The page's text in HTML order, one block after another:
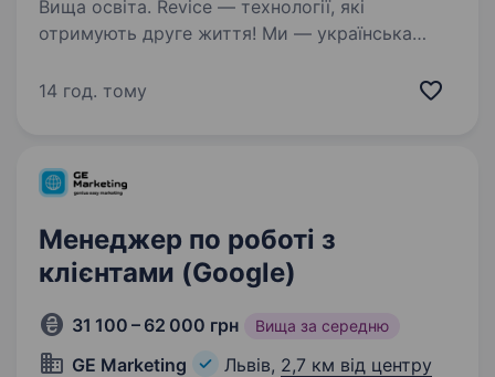
Вища освіта. Revice — технології, які
отримують друге життя! Ми — українська
що спеціалізується на імпорті, відновленні
14 год. тому
Менеджер по роботі з
клієнтами (Google)
31 100 – 62 000 грн Вища за середню
GE Marketing Львів, 2,7 км від центру